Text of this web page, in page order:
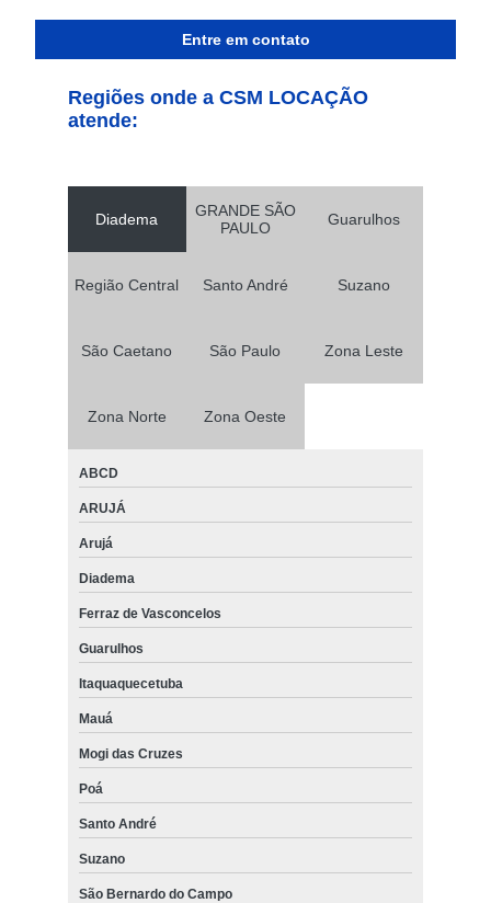
Entre em contato
Regiões onde a CSM LOCAÇÃO
atende:
Diadema
GRANDE SÃO
PAULO
Guarulhos
Região Central Santo André Suzano
São Caetano São Paulo Zona Leste
Zona Norte Zona Oeste
ABCD
ARUJÁ
Arujá
Diadema
Ferraz de Vasconcelos
Guarulhos
Itaquaquecetuba
Mauá
Mogi das Cruzes
Poá
Santo André
Suzano
São Bernardo do Campo